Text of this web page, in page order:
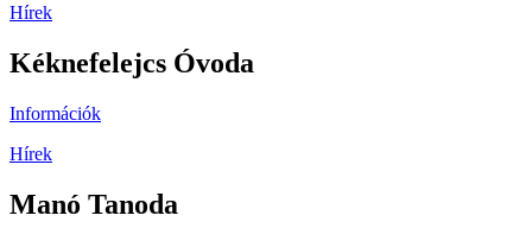
Hírek
Kéknefelejcs Óvoda
Információk
Hírek
Manó Tanoda